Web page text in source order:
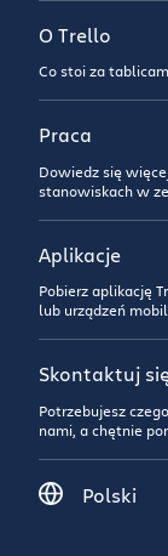
O Trello
Co stoi za
Praca
Dowiedz się
stanowiskach w
Aplikacje
Pobierz aplikację
lub urządzeń
Skontaktuj
Potrzebujesz
nami, a chętnie